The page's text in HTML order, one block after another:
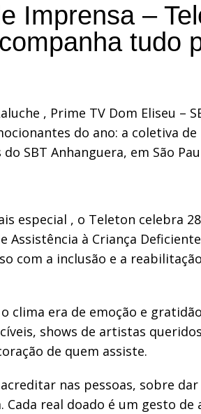
Imprensa –
tudo
, Prime TV Dom Eliseu –
do ano: a coletiva
SBT Anhanguera, em São
especial , o Teleton celebra
Assistência à Criança
com a inclusão e a
clima era de emoção e
shows de artistas
de quem assiste.
nas pessoas, sobre
real doado é um gesto